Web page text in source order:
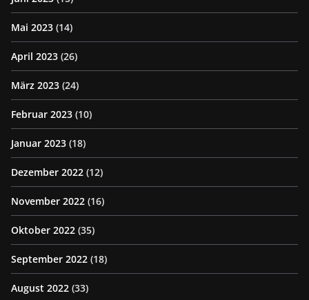
Mai 2023 (14)
April 2023 (26)
März 2023 (24)
Februar 2023 (10)
Januar 2023 (18)
Dezember 2022 (12)
November 2022 (16)
Oktober 2022 (35)
September 2022 (18)
August 2022 (33)